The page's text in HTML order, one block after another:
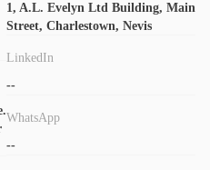
的なトレーダー向けのキャッシ
の入金ボーナスなど、さま
います。
要とします。プラットフォー
1回の無料出金を提供し、その
1, A.L. Evelyn Ltd Building, Main
Street, Charlestown, Nevis
LinkedIn
--
WhatsApp
--